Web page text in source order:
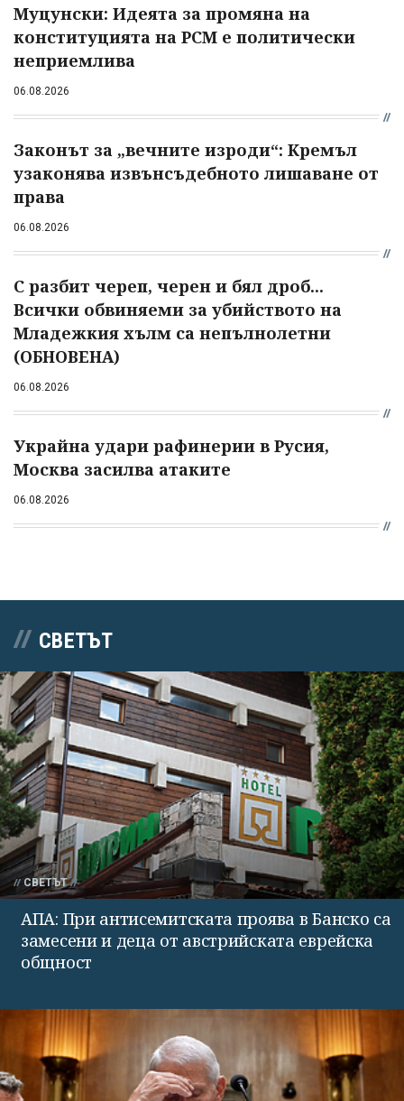
Муцунски: Идеята за промяна на
конституцията на РСМ е политически
неприемлива
06.08.2026
Законът за „вечните изроди“: Кремъл
узаконява извънсъдебното лишаване от
права
06.08.2026
С разбит череп, черен и бял дроб...
Всички обвиняеми за убийството на
Младежкия хълм са непълнолетни
(ОБНОВЕНА)
06.08.2026
Украйна удари рафинерии в Русия,
Москва засилва атаките
06.08.2026
СВЕТЪТ
СВЕТЪТ
АПА: При антисемитската проява в Банско са
замесени и деца от австрийската еврейска
общност